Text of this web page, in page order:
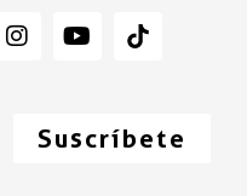
Suscríbete